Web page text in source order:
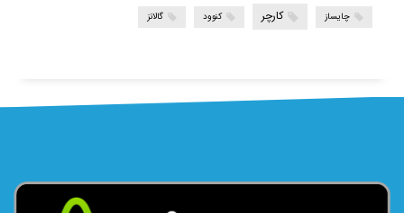
چایساز کارچر کنوود گالانز